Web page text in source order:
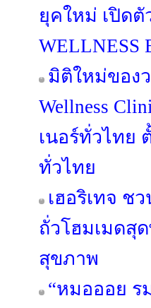
ยุคใหม่ เปิด
WELLNESS
มิติใหม่ของ
Wellness
เนอร์ทั่วไทย
ทั่วไทย
เฮอริเทจ ช
ถั่วโฮมเมดสุ
สุขภาพ
“หมอออย ร